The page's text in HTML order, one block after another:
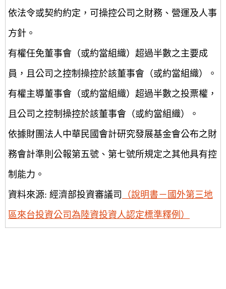
依法令或契約約定，可操控公司之財務、營運及人事
方針。
有權任免董事會（或約當組織）超過半數之主要成
員，且公司之控制操控於該董事會（或約當組織）。
有權主導董事會（或約當組織）超過半數之投票權，
且公司之控制操控於該董事會（或約當組織）。
依據財團法人中華民國會計研究發展基金會公布之財
務會計準則公報第五號、第七號所規定之其他具有控
制能力。
資料來源: 經濟部投資審議司
（說明書－國外第三地
區來台投資公司為陸資投資人認定標準釋例）